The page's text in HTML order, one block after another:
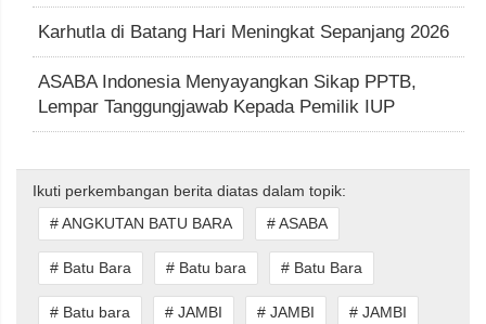
Karhutla di Batang Hari Meningkat Sepanjang 2026
ASABA Indonesia Menyayangkan Sikap PPTB,
Lempar Tanggungjawab Kepada Pemilik IUP
Ikuti perkembangan berita diatas dalam topik:
# ANGKUTAN BATU BARA
# ASABA
# Batu Bara # Batu bara # Batu Bara
# Batu bara # JAMBI # JAMBI # JAMBI